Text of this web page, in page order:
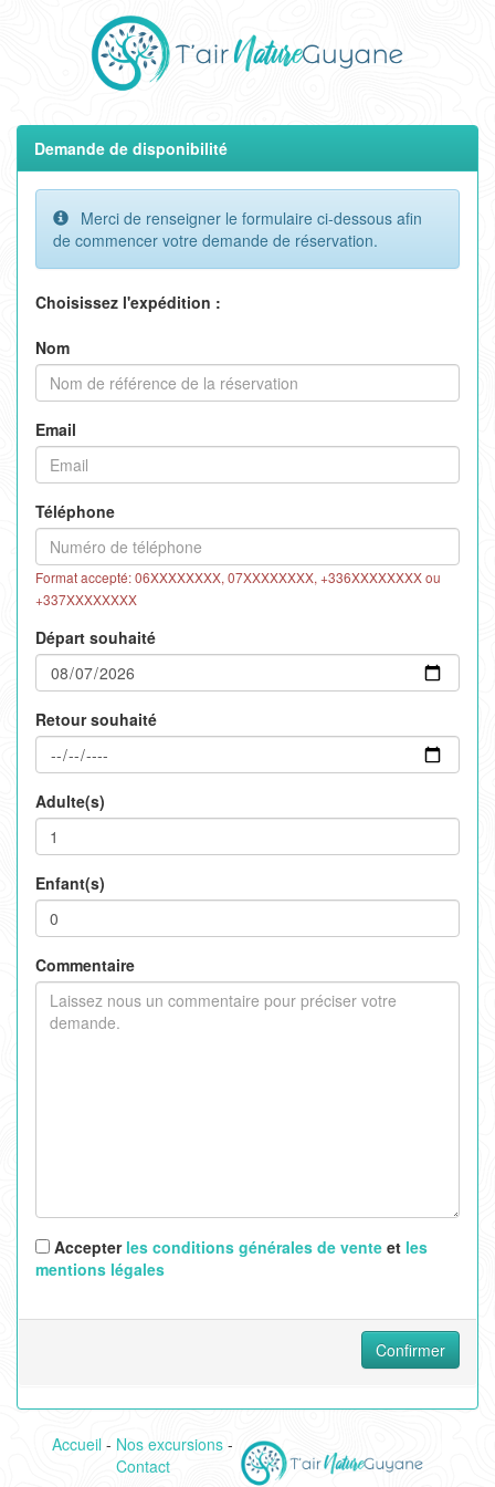
Demande de disponibilité
Merci de renseigner le formulaire ci-dessous afin
de commencer votre demande de réservation.
Choisissez l'expédition :
Nom
Email
Téléphone
Format accepté: 06XXXXXXXX, 07XXXXXXXX, +336XXXXXXXX ou
+337XXXXXXXX
Départ souhaité
Retour souhaité
Adulte(s)
Enfant(s)
Commentaire
Accepter les conditions générales de vente et les
mentions légales
Confirmer
Accueil - Nos excursions -
Contact